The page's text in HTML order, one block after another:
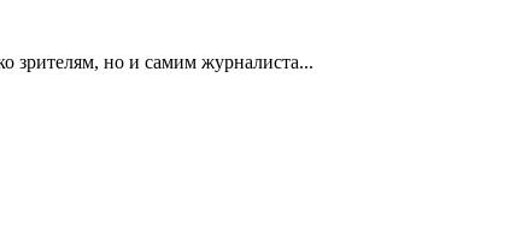
зрителям, но и самим журналиста...